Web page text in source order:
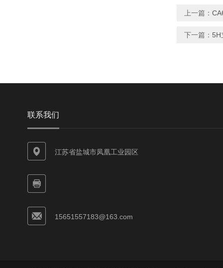
上一篇：
下一篇： 5H
联系我们
江苏省盐城市凤凰工业园区
15651557183@163.com